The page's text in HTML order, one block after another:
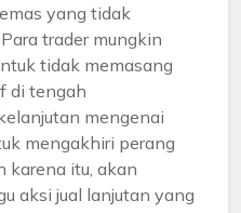
yang tidak
trader mungkin
tidak memasang
di tengah
mengenai
mengakhiri perang
karena itu, akan
aksi jual lanjutan yang